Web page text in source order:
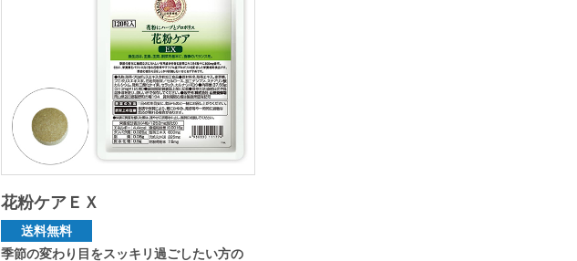
花粉ケアＥＸ
送料無料
季節の変わり目をスッキリ過ごしたい方の